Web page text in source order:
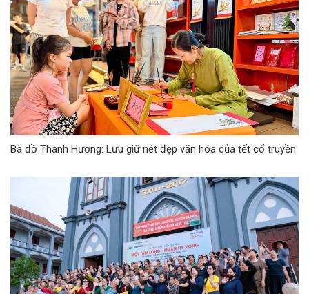
Bà đồ Thanh Hương: Lưu giữ nét đẹp văn hóa của tết cổ truyền